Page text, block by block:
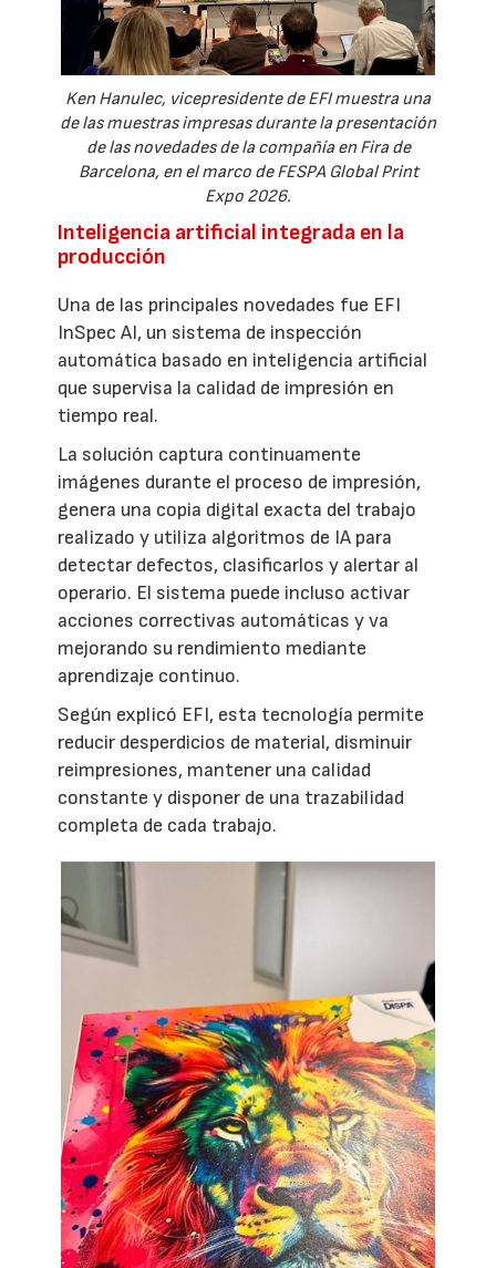
Ken Hanulec, vicepresidente de EFI muestra una
de las muestras impresas durante la presentación
de las novedades de la compañía en Fira de
Barcelona, en el marco de FESPA Global Print
Expo 2026.
Inteligencia artificial integrada en la
producción
Una de las principales novedades fue EFI
InSpec AI, un sistema de inspección
automática basado en inteligencia artificial
que supervisa la calidad de impresión en
tiempo real.
La solución captura continuamente
imágenes durante el proceso de impresión,
genera una copia digital exacta del trabajo
realizado y utiliza algoritmos de IA para
detectar defectos, clasificarlos y alertar al
operario. El sistema puede incluso activar
acciones correctivas automáticas y va
mejorando su rendimiento mediante
aprendizaje continuo.
Según explicó EFI, esta tecnología permite
reducir desperdicios de material, disminuir
reimpresiones, mantener una calidad
constante y disponer de una trazabilidad
completa de cada trabajo.